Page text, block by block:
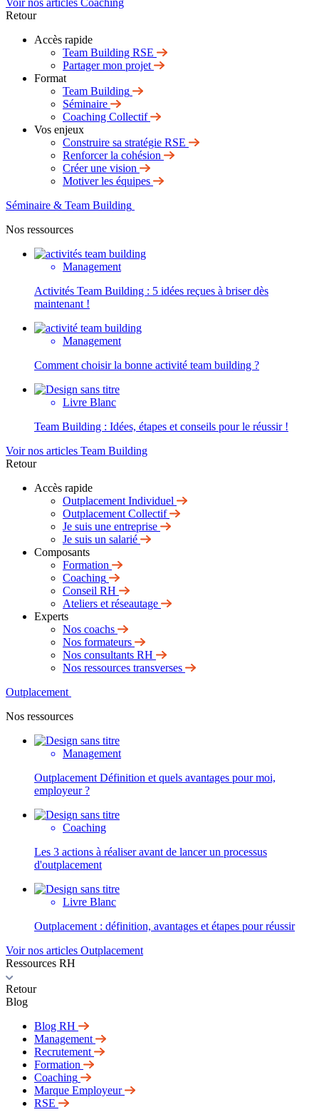
Voir nos articles Coaching
Retour
Accès rapide
Team Building RSE
Partager mon projet
Format
Team Building
Séminaire
Coaching Collectif
Vos enjeux
Construire sa stratégie RSE
Renforcer la cohésion
Créer une vision
Motiver les équipes
Séminaire & Team Building
Nos ressources
Management
Activités Team Building : 5 idées reçues à briser dès
maintenant !
Management
Comment choisir la bonne activité team building ?
Livre Blanc
Team Building : Idées, étapes et conseils pour le réussir !
Voir nos articles Team Building
Retour
Accès rapide
Outplacement Individuel
Outplacement Collectif
Je suis une entreprise
Je suis un salarié
Composants
Formation
Coaching
Conseil RH
Ateliers et réseautage
Experts
Nos coachs
Nos formateurs
Nos consultants RH
Nos ressources transverses
Outplacement
Nos ressources
Management
Outplacement Définition et quels avantages pour moi,
employeur ?
Coaching
Les 3 actions à réaliser avant de lancer un processus
d'outplacement
Livre Blanc
Outplacement : définition, avantages et étapes pour réussir
Voir nos articles Outplacement
Ressources RH
Retour
Blog
Blog RH
Management
Recrutement
Formation
Coaching
Marque Employeur
RSE